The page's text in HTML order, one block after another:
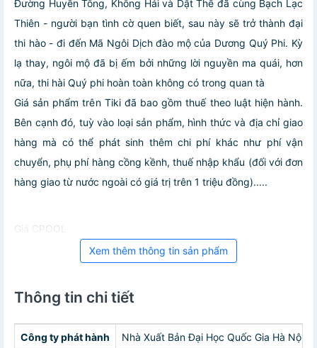
Đường Huyền Tông, Không Hải và Dật Thế đã cùng Bạch Lạc
Thiên - người bạn tình cờ quen biết, sau này sẽ trở thành đại
thi hào - đi đến Mã Ngôi Dịch đào mộ của Dương Quý Phi. Kỳ
lạ thay, ngôi mộ đã bị ếm bởi những lời nguyền ma quái, hơn
nữa, thi hài Quý phi hoàn toàn không có trong quan tà
Giá sản phẩm trên Tiki đã bao gồm thuế theo luật hiện hành.
Bên cạnh đó, tuỳ vào loại sản phẩm, hình thức và địa chỉ giao
hàng mà có thể phát sinh thêm chi phí khác như phí vận
chuyển, phụ phí hàng cồng kềnh, thuế nhập khẩu (đối với đơn
hàng giao từ nước ngoài có giá trị trên 1 triệu đồng).....
Giá CPOOL
Xem thêm thông tin sản phẩm
Thông tin chi tiết
Công ty phát hành Nhà Xuất Bản Đại Học Quốc Gia Hà Nội